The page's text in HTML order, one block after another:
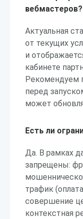
вебмастеров?
Актуальная
от текущих
и
кабинете
Рекомендуем
перед
может
Есть ли
Да. В рамках
запрещены:
трафик
совершение
контекстная